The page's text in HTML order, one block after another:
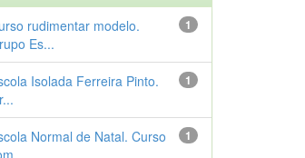
1
rudimentar modelo.
Es...
1
Isolada Ferreira Pinto.
1
Normal de Natal. Curso